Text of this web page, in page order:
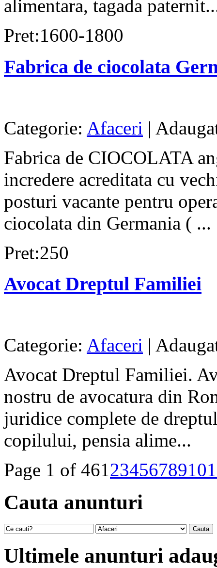
alimentara, tagada
Pret:1600-1800
Fabrica de ciocolata
Categorie: Afaceri |
Fabrica de CIOCOLATA
incredere acreditata cu
posturi vacante pentru
ciocolata din Germania ( ...
Pret:250
Avocat Dreptul Familiei
Categorie: Afaceri |
Avocat Dreptul Familiei.
nostru de avocatura din
juridice complete de
copilului, pensia alime...
Page 1 of 4612345678910
Cauta anunturi
Ultimele anunturi